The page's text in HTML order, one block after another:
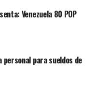
plan sería una de las
abiertas hasta más
entre las 14:00 y
cuenta que varios
desde hace
de valor añadido.
Venezuela 80 POP
personal para sueldos de